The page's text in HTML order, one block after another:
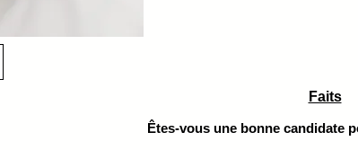
Faits
Êtes-vous une bonne candidate